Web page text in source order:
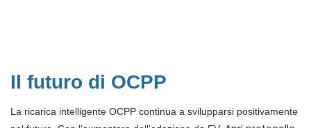
Il futuro di OCPP
La ricarica intelligente OCPP continua a svilupparsi positivamente